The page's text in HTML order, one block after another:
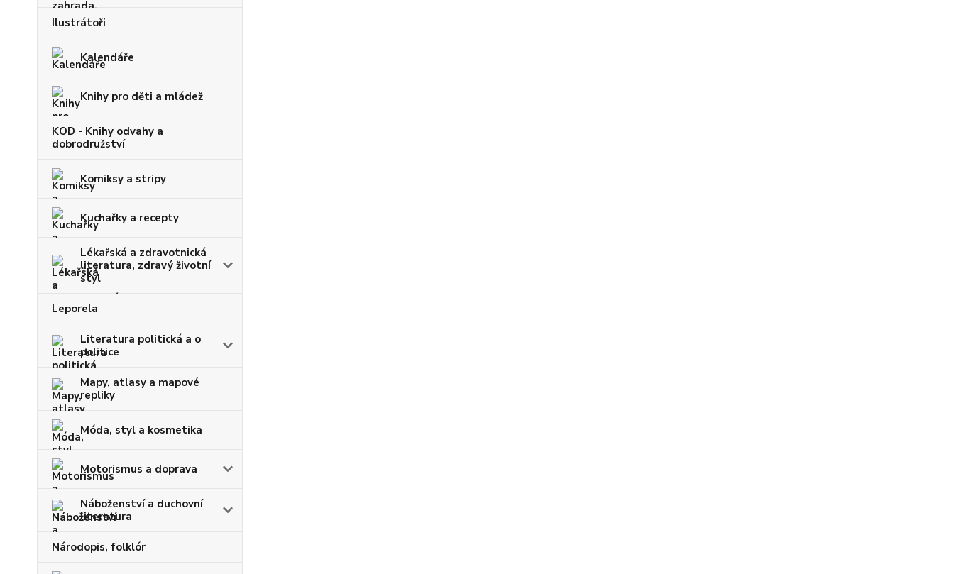
Ilustrátoři
Kalendáře
Knihy pro děti a mládež
KOD - Knihy odvahy a
dobrodružství
Komiksy a stripy
Kuchařky a recepty
Lékařská a zdravotnická
literatura, zdravý životní
styl
Leporela
Literatura politická a o
politice
Mapy, atlasy a mapové
repliky
Móda, styl a kosmetika
Motorismus a doprava
Náboženství a duchovní
literatura
Národopis, folklór